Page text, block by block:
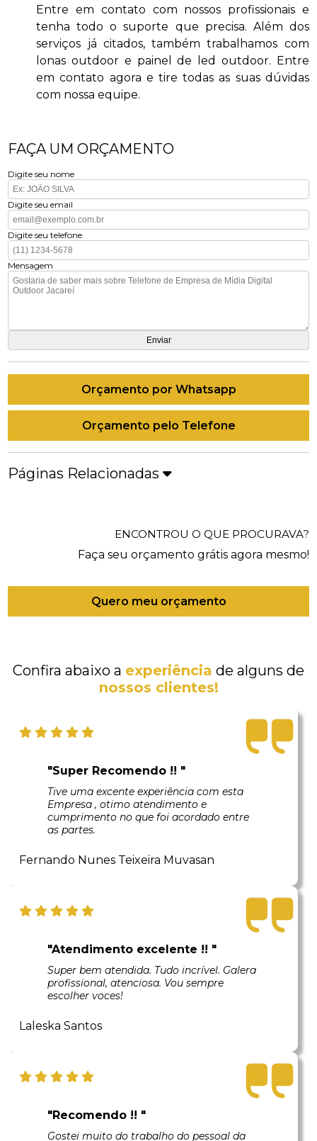
Entre em contato com nossos profissionais e
tenha todo o suporte que precisa. Além dos
serviços já citados, também trabalhamos com
lonas outdoor e painel de led outdoor. Entre
em contato agora e tire todas as suas dúvidas
com nossa equipe.
FAÇA UM ORÇAMENTO
Digite seu nome
Digite seu email
Digite seu telefone
Mensagem
Orçamento por Whatsapp
Orçamento pelo Telefone
Páginas Relacionadas
ENCONTROU O QUE PROCURAVA?
Faça seu orçamento grátis agora mesmo!
Quero meu orçamento
Confira abaixo a experiência de alguns de
nossos clientes!
"Super Recomendo !! "
Tive uma excente experiência com esta
Empresa , otimo atendimento e
cumprimento no que foi acordado entre
as partes.
Fernando Nunes Teixeira Muvasan
"Atendimento excelente !! "
Super bem atendida. Tudo incrível. Galera
profissional, atenciosa. Vou sempre
escolher voces!
Laleska Santos
"Recomendo !! "
Gostei muito do trabalho do pessoal da